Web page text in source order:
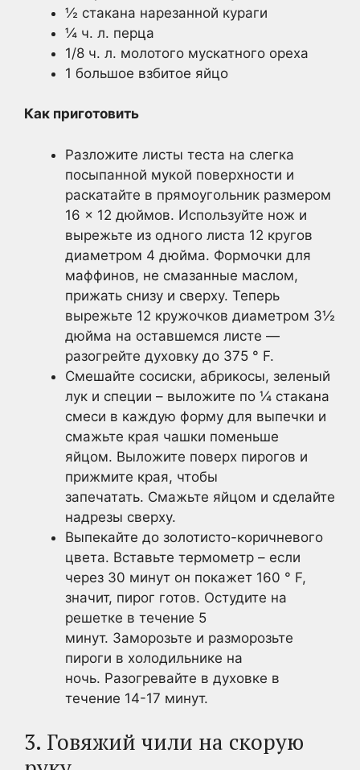
½ стакана нарезанной кураги
¼ ч. л. перца
1/8 ч. л. молотого мускатного ореха
1 большое взбитое яйцо
Как приготовить
Разложите листы теста на слегка
посыпанной мукой поверхности и
раскатайте в прямоугольник размером
16 × 12 дюймов. Используйте нож и
вырежьте из одного листа 12 кругов
диаметром 4 дюйма. Формочки для
маффинов, не смазанные маслом,
прижать снизу и сверху. Теперь
вырежьте 12 кружочков диаметром 3½
дюйма на оставшемся листе —
разогрейте духовку до 375 ° F.
Смешайте сосиски, абрикосы, зеленый
лук и специи – выложите по ¼ стакана
смеси в каждую форму для выпечки и
смажьте края чашки поменьше
яйцом. Выложите поверх пирогов и
прижмите края, чтобы
запечатать. Смажьте яйцом и сделайте
надрезы сверху.
Выпекайте до золотисто-коричневого
цвета. Вставьте термометр – если
через 30 минут он покажет 160 ° F,
значит, пирог готов. Остудите на
решетке в течение 5
минут. Заморозьте и разморозьте
пироги в холодильнике на
ночь. Разогревайте в духовке в
течение 14-17 минут.
3. Говяжий чили на скорую